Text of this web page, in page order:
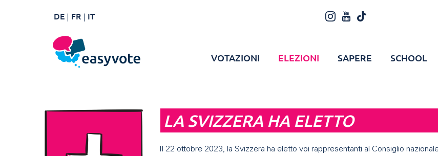
DE FR IT
VOTAZIONI ELEZIONI SAPERE SCHOOL
LA SVIZZERA HA ELETTO
Il 22 ottobre 2023, la Svizzera ha eletto voi rappresentanti al Consiglio